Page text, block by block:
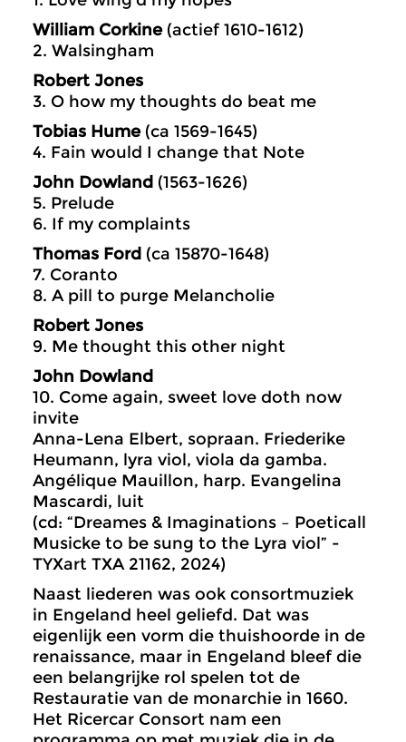
William Corkine(actief 1610-1612)
2. Walsingham
Robert Jones
3. O how my thoughts do beat me
Tobias Hume(ca 1569-1645)
4. Fain would I change that Note
John Dowland (1563-1626)
5. Prelude
6. If my complaints
Thomas Ford (ca 15870-1648)
7. Coranto
8. A pill to purge Melancholie
Robert Jones
9. Me thought this other night
John Dowland
10. Come again, sweet love doth now
invite
Anna-Lena Elbert, sopraan. Friederike
Heumann, lyra viol, viola da gamba.
Angélique Mauillon, harp. Evangelina
Mascardi, luit
(cd: “Dreames & Imaginations – Poeticall
Musicke to be sung to the Lyra viol” -
TYXart TXA 21162, 2024)
Naast liederen was ook consortmuziek
in Engeland heel geliefd. Dat was
eigenlijk een vorm die thuishoorde in de
renaissance, maar in Engeland bleef die
een belangrijke rol spelen tot de
Restauratie van de monarchie in 1660.
Het Ricercar Consort nam een